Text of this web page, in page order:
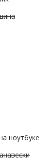
ноутбуке